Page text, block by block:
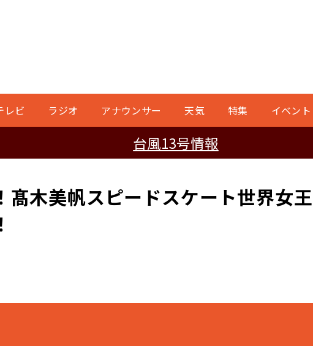
レビ ラジオ アナウンサー 天気 特集 イベント
台風13号情報
木美帆スピードスケート世界女